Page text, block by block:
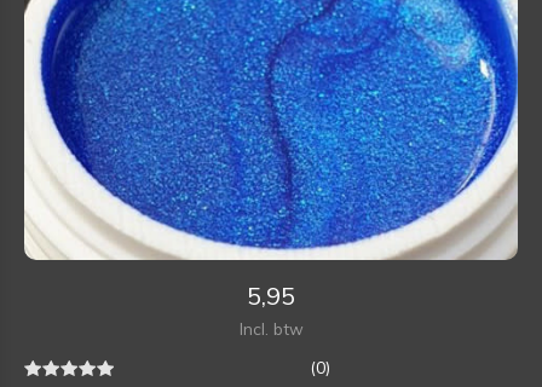
5,95
Incl. btw
(0)